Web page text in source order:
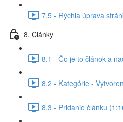
7.5 - Rýchla úprava
8. Články
8.1 - Čo je to článok a
8.2 - Kategórie -
8.3 - Pridanie článku